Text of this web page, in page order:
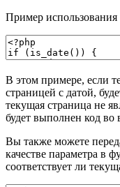
Пример использования
В этом примере, если
страницей с датой,
текущая страница не
будет выполнен код во
Вы также можете
качестве параметра в
соответствует ли